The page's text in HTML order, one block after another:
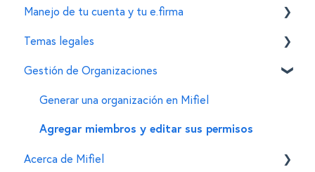
Configuración de organizaciones y cuentas
Personalizaciones en el widget de firma
Funciones adicionales
Funcionalidades
Esquema de precios
Proceso de compra
Proceso de facturación
Consulta de consumos
Errores frecuentes
Manejo de tu cuenta y tu e.firma
Tu cuenta de Mifiel
Funcionalidades para firmantes
Tu e.firma (FIEL)
Temas legales
Normatividad de la firma electrónica
Dudas al transicionar a la firma electrónica
Otras dudas legales
Gestión de Organizaciones
Generar una organización en Mifiel
Agregar miembros y editar sus permisos
Acerca de Mifiel